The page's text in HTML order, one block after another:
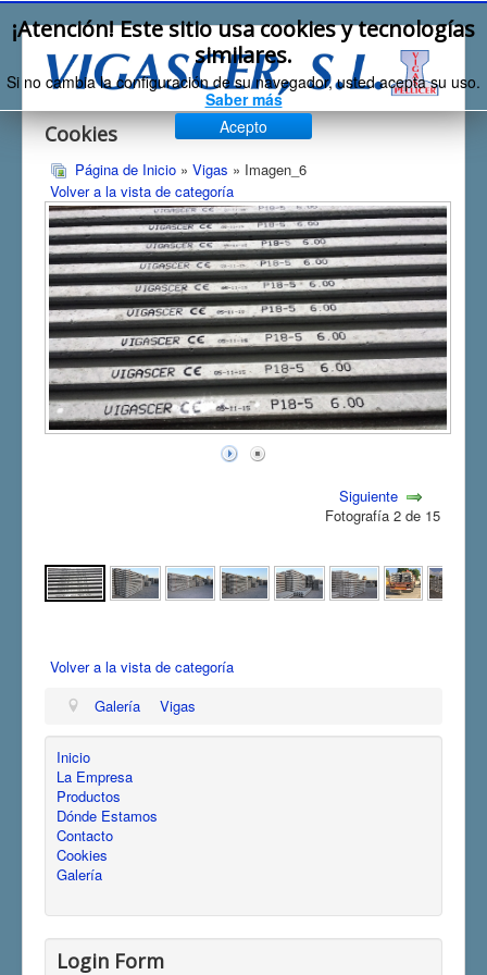
Cookies
¡Atención! Este sitio usa cookies y tecnologías
similares.
Si no cambia la configuración de su navegador, usted acepta su uso.
Saber más
Acepto
Página de Inicio » Vigas » Imagen_6
Volver a la vista de categoría
Siguiente
Fotografía 2 de 15
Volver a la vista de categoría
Galería
Vigas
Inicio
La Empresa
Productos
Dónde Estamos
Contacto
Cookies
Galería
Login Form